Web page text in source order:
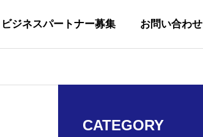
ビジネスパートナー募集 お問い合わせ
BUSINESS
CATEGORY